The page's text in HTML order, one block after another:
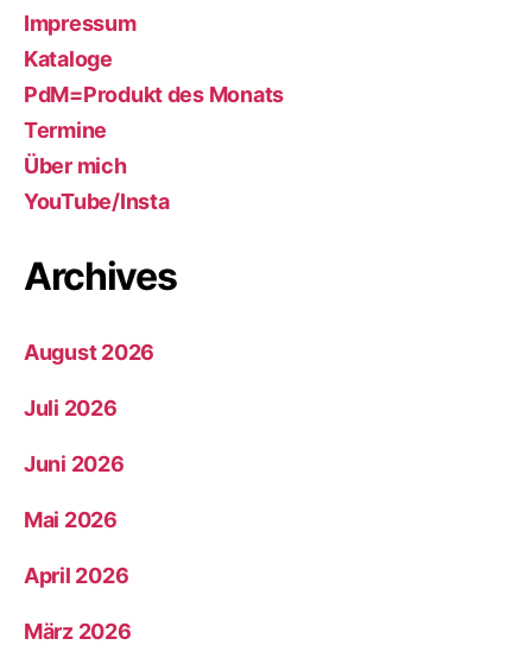
Impressum
Kataloge
PdM=Produkt des Monats
Termine
Über mich
YouTube/Insta
Archives
August 2026
Juli 2026
Juni 2026
Mai 2026
April 2026
März 2026